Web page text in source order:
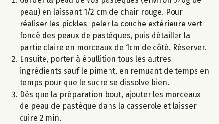
peau) en laissant 1/2 cm de chair rouge. Pour
réaliser les pickles, peler la couche extérieure vert
foncé des peaux de pastèques, puis détailler la
partie claire en morceaux de 1cm de côté. Réserver.
Ensuite, porter à ébullition tous les autres
ingrédients sauf le piment, en remuant de temps en
temps pour que le sucre se dissolve bien.
Dès que la préparation bout, ajouter les morceaux
de peau de pastèque dans la casserole et laisser
cuire 2 min.